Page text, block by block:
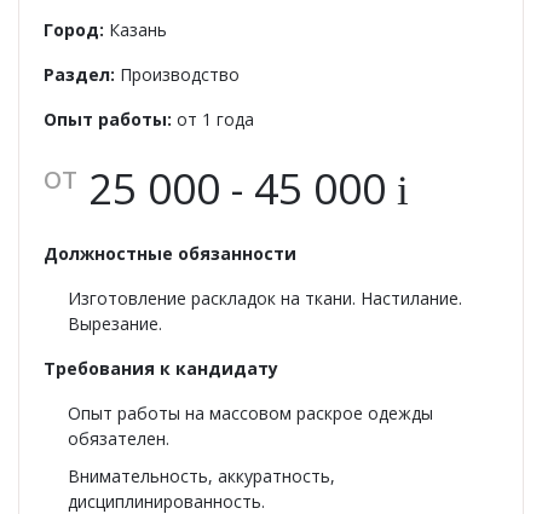
Город: Казань
Раздел: Производство
Опыт работы: от 1 года
от 25 000 - 45 000 i
Должностные обязанности
Изготовление раскладок на ткани. Настилание.
Вырезание.
Требования к кандидату
Опыт работы на массовом раскрое одежды
обязателен.
Внимательность, аккуратность,
дисциплинированность.